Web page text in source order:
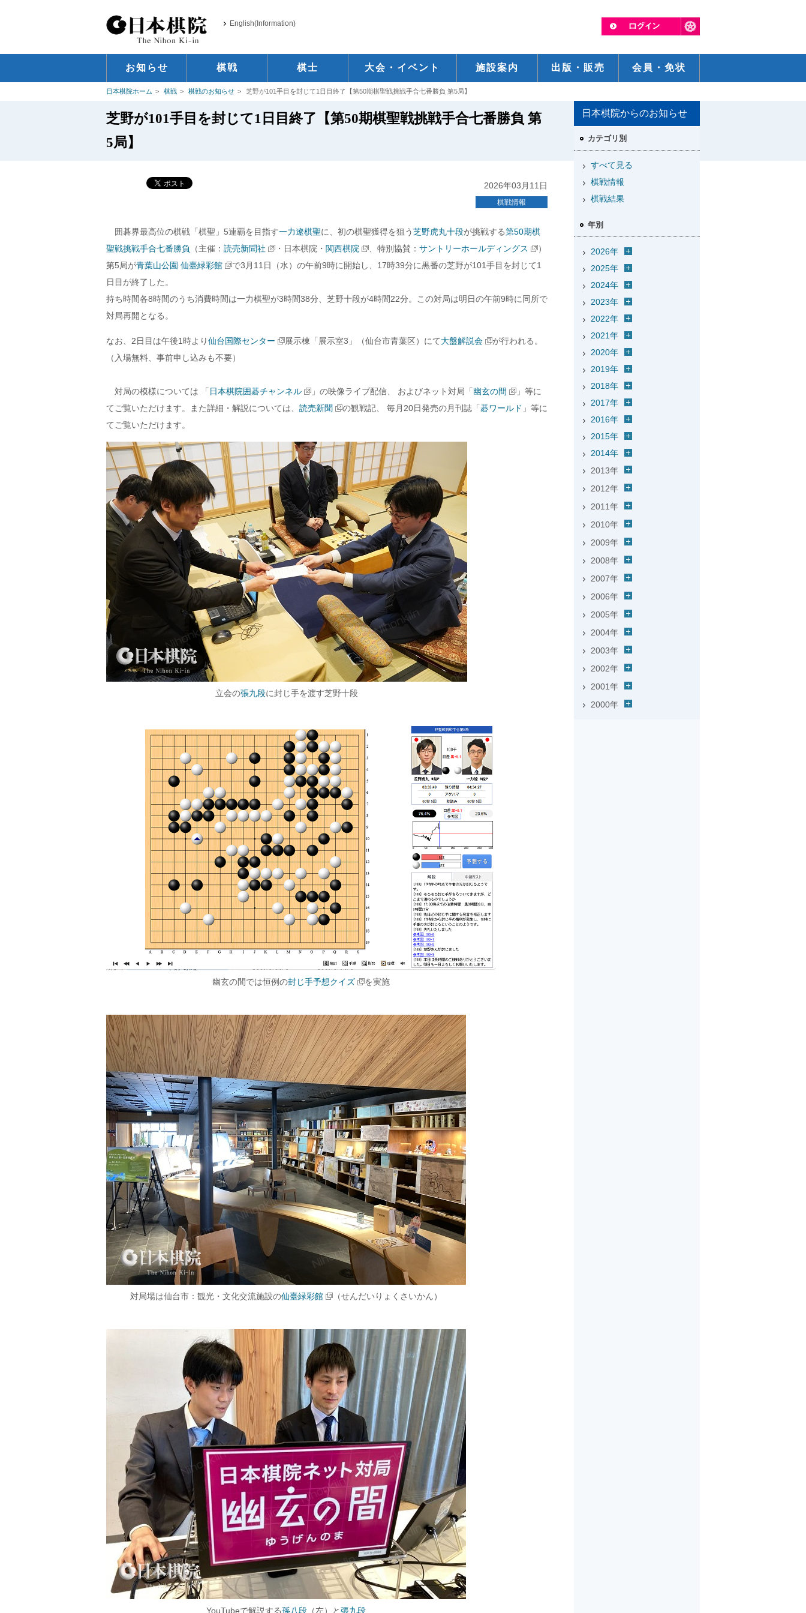
English(Information)
お知らせ 棋戦 棋士 大会・イベント 施設案内 出版・販売 会員・免状
日本棋院ホーム 棋戦 棋戦のお知らせ 芝野が101手目を封じて1日目終了【第50期棋聖戦挑戦手合七番勝負 第5局】
芝野が101手目を封じて1日目終了【第50期棋聖戦挑戦手合七番勝負 第
5局】
2026年03月11日
棋戦情報
囲碁界最高位の棋戦「棋聖」5連覇を目指す一力遼棋聖に、初の棋聖獲得を狙う芝野虎丸十段が挑戦する第50期棋
聖戦挑戦手合七番勝負
（主催： 読売新聞社 ・日本棋院・ 関西棋院 、特別協賛： サントリーホールディングス
）
第5局が青葉山公園 仙臺緑彩館
で3月11日（水）の午前9時に開始し、17時39分に黒番の芝野が101手目を封じて1
日目が終了した。
持ち時間各8時間のうち消費時間は一力棋聖が3時間38分、芝野十段が4時間22分。この対局は明日の午前9時に同所で
対局再開となる。
なお、2日目は午後1時より仙台国際センター 展示棟「展示室3」（仙台市青葉区）にて大盤解説会
が行われる。
（入場無料、事前申し込みも不要）
対局の模様については 「 日本棋院囲碁チャンネル 」の映像ライブ配信、 およびネット対局「 幽玄の間
」等に
てご覧いただけます。また詳細・解説については、 読売新聞 の観戦記、 毎月20日発売の月刊誌「 碁ワールド 」等に
てご覧いただけます。
立会の張九段に封じ手を渡す芝野十段
幽玄の間では恒例の封じ手予想クイズ を実施
対局場は仙台市：観光・文化交流施設の仙臺緑彩館 （せんだいりょくさいかん）
YouTubeで解説する孫八段 （左）と張九段
日本棋院からのお知らせ
カテゴリ別
すべて見る
棋戦情報
棋戦結果
年別
2026年
2025年
2024年
2023年
2022年
2021年
2020年
2019年
2018年
2017年
2016年
2015年
2014年
2013年
2012年
2011年
2010年
2009年
2008年
2007年
2006年
2005年
2004年
2003年
2002年
2001年
2000年